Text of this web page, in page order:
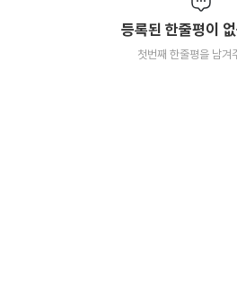
등록된 한줄평이
첫번째 한줄평을 남겨